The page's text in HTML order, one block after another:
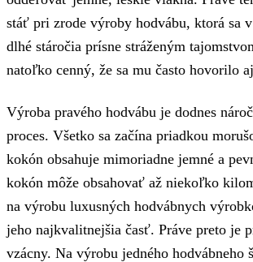
stáť pri zrode výroby hodvábu, ktorá sa
dlhé stáročia prísne stráženým
natoľko cenný, že sa mu často hovorilo
Výroba pravého hodvábu je dodnes
proces. Všetko sa začína priadkou
kokón obsahuje mimoriadne jemné a
kokón môže obsahovať až niekoľko
na výrobu luxusných hodvábnych
jeho najkvalitnejšia časť. Práve preto je
vzácny. Na výrobu jedného hodvábneho